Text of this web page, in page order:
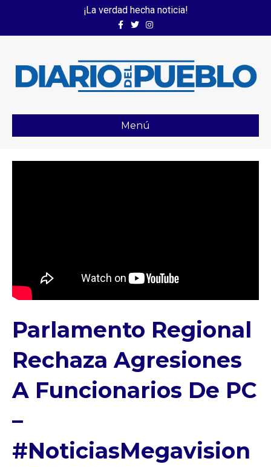
¡La verdad hecha noticia!
FacebookTwitterInstagram
Menú
Parlamento Regional
Rechaza Agresiones
A Funcionarios De PC
–
#NoticiasMegavision